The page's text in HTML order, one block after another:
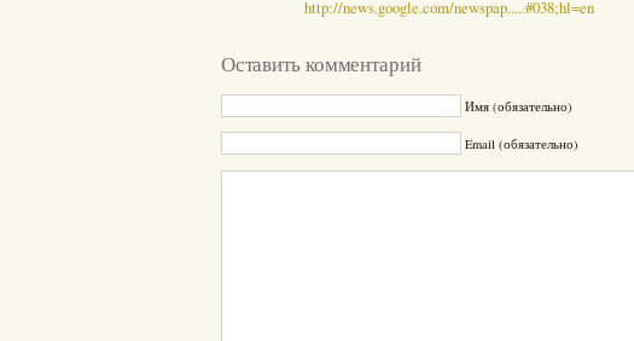
http://news.google.com/newspap.....#038;hl=en
Оставить комментарий
Имя (обязательно)
Email (обязательно)